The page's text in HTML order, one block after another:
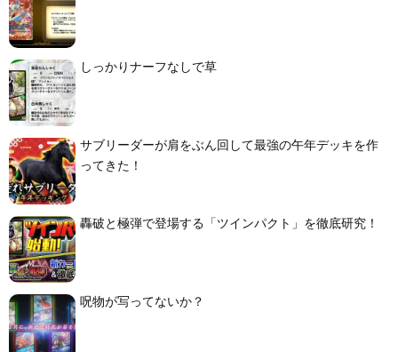
しっかりナーフなしで草
サブリーダーが肩をぶん回して最強の午年デッキを作
ってきた！
轟破と極弾で登場する「ツインパクト」を徹底研究！
呪物が写ってないか？